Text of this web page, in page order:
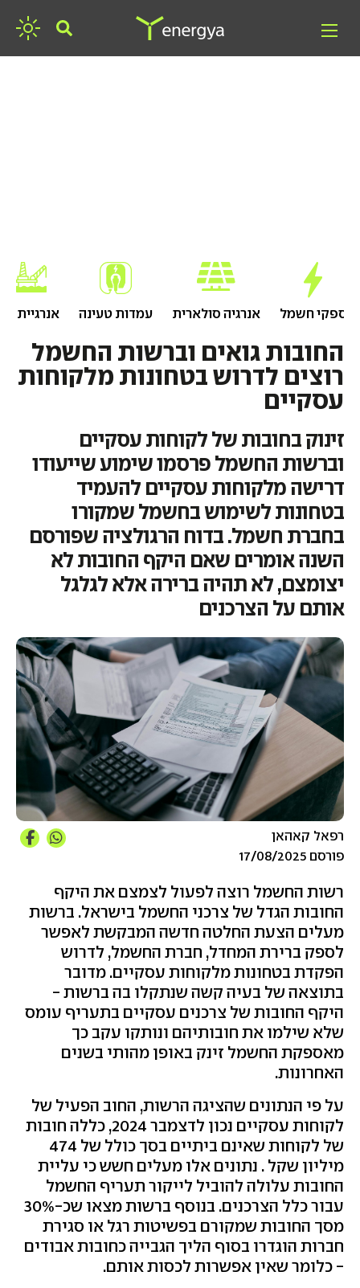
ספקי חשמל אנרגיה סולארית עמדות טעינה אנרגיית גז
החובות גואים וברשות החשמל
רוצים לדרוש בטחונות מלקוחות
עסקיים
זינוק בחובות של לקוחות עסקיים
וברשות החשמל פרסמו שימוע שייעודו
דרישה מלקוחות עסקיים להעמיד
בטחונות לשימוש בחשמל שמקורו
בחברת חשמל. בדוח הרגולציה שפורסם
השנה אומרים שאם היקף החובות לא
יצומצם, לא תהיה ברירה אלא לגלגל
אותם על הצרכנים
רפאל קאהאן
פורסם 17/08/2025
רשות החשמל רוצה לפעול לצמצם את היקף
החובות הגדל של צרכני החשמל בישראל. ברשות
מעלים הצעת החלטה חדשה המבקשת לאפשר
לספק ברירת המחדל, חברת החשמל, לדרוש
הפקדת בטחונות מלקוחות עסקיים. מדובר
בתוצאה של בעיה קשה שנתקלו בה ברשות -
היקף החובות של צרכנים עסקיים בתעריף עומס
שלא שילמו את חובותיהם ונותקו עקב כך
מאספקת החשמל זינק באופן מהותי בשנים
האחרונות.
על פי הנתונים שהציגה הרשות, החוב הפעיל של
לקוחות עסקיים נכון לדצמבר 2024, כללה חובות
של לקוחות שאינם ביתיים בסך כולל של 474
מיליון שקל . נתונים אלו מעלים חשש כי עליית
החובות עלולה להוביל לייקור תעריף החשמל
עבור כלל הצרכנים. בנוסף ברשות מצאו שכ-30%
מסך החובות שמקורם בפשיטות רגל או סגירת
חברות הוגדרו בסוף הליך הגבייה כחובות אבודים
- כלומר שאין אפשרות לכסות אותם.